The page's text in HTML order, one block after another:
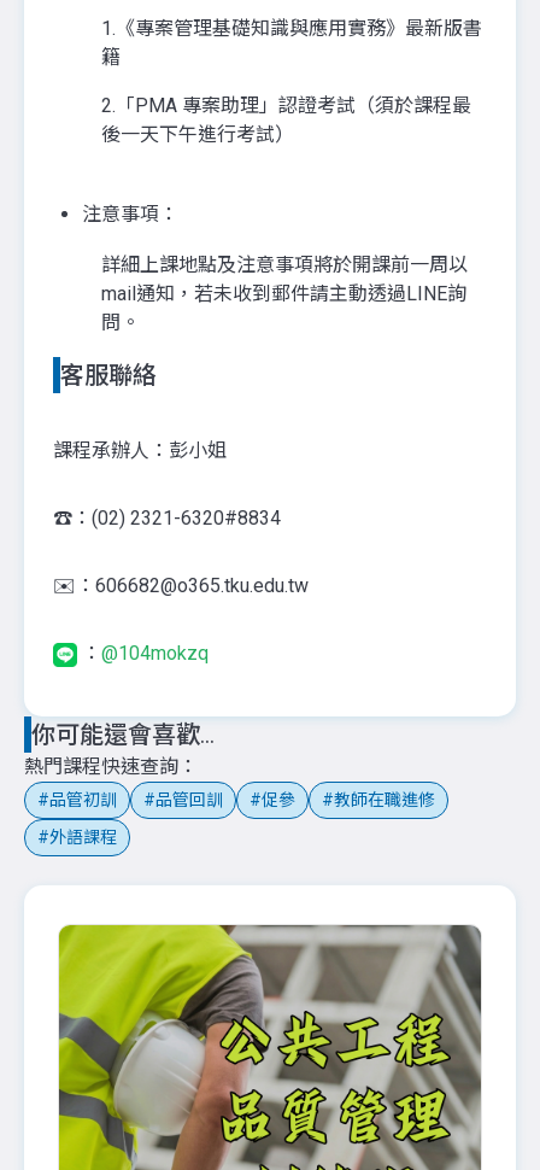
1.《專案管理基礎知識與應用實務》最新版書
籍
2.「PMA 專案助理」認證考試（須於課程最
後一天下午進行考試）
注意事項：
詳細上課地點及注意事項將於開課前一周以
mail通知，若未收到郵件請主動透過LINE詢
問。
客服聯絡
課程承辦人：彭小姐
☎️：(02) 2321-6320#8834
✉️：606682@o365.tku.edu.tw
： @104mokzq
你可能還會喜歡...
熱門課程快速查詢
品管初訓 品管回訓 促參
教師在職進修
外語課程